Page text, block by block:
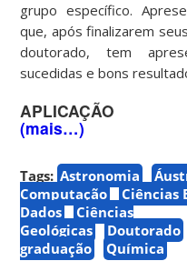
grupo específico.
que, após finalizarem
doutorado, tem
sucedidas e bons
APLICAÇÃO
(mais…)
Tags: Astronomia
Computação
Ciências
Dados
Ciências
Geológicas
Doutorado
graduação
Química